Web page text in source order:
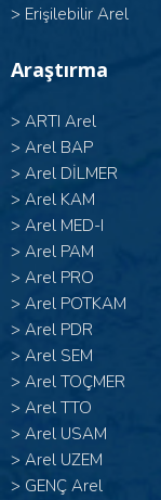
> Erişilebilir Arel
Araştırma
> ARTI Arel
> Arel BAP
> Arel DİLMER
> Arel KAM
> Arel MED-I
> Arel PAM
> Arel PRO
> Arel POTKAM
> Arel PDR
> Arel SEM
> Arel TOÇMER
> Arel TTO
> Arel USAM
> Arel UZEM
> GENÇ Arel